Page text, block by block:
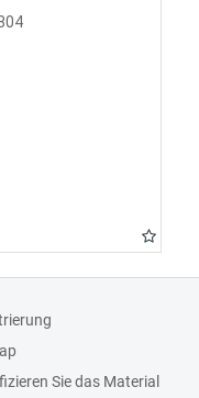
Sie das Material